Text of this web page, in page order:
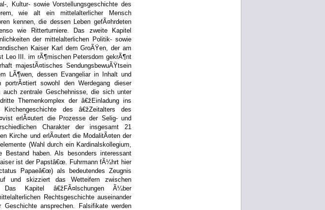
, Kultur- sowie Vorstellungsgeschichte des
wie alt ein mittelalterlicher Mensch
kennen, die dessen Leben gefÃ¤hrdeten
wie Ritterturniere. Das zweite Kapitel
der mittelalterlichen Politik- sowie
Kaiser Karl dem GroÃŸen, der am
Leo III. im rÃ¶mischen Petersdom gekrÃ¶nt
majestÃ¤tisches SendungsbewuÃŸtsein
LÃ¶wen, dessen Evangeliar in Inhalt und
sowohl den Werdegang dieser
zentrale Geschehnisse, die sich unter
Themenkomplex der â€žEinladung ins
des â€žZeitalters des
erlÃ¤utert die Prozesse der Selig- und
Charakter der insgesamt 21
Kirche und erlÃ¤utert die ModalitÃ¤ten der
(Wahl durch ein Kardinalskollegium,
Bestand haben. Als besonders interessant
ist der Papstâ€œ. Fuhrmann fÃ¼hrt hier
Papaeâ€œ) als bedeutendes Zeugnis
und skizziert das Wetteifern zwischen
Kapitel â€žFÃ¤lschungen Ã¼ber
Rechtsgeschichte auseinander
ansprechen. Falsifikate werden